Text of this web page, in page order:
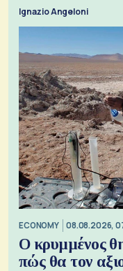
Ignazio Angeloni
ECONOMY 08.08.2026,
Ο κρυμμένος
πώς θα τον